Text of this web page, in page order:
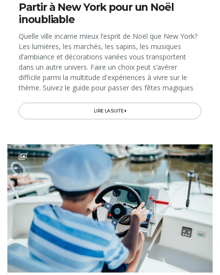
Partir à New York pour un Noël
inoubliable
Quelle ville incarne mieux l’esprit de Noël que New York?
Les lumières, les marchés, les sapins, les musiques
d’ambiance et décorations variées vous transportent
dans un autre univers. Faire un choix peut s’avérer
difficile parmi la multitude d'expériences à vivre sur le
thème. Suivez le guide pour passer des fêtes magiques
the way!
LIRE LA SUITE